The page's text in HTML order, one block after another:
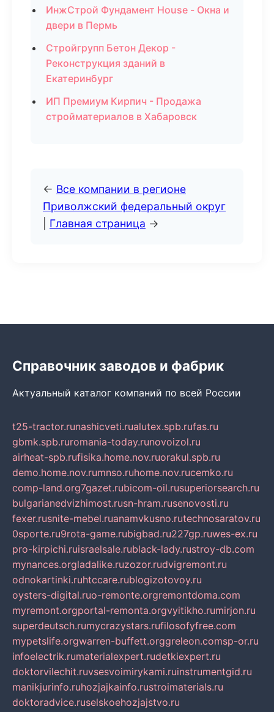
ИнжСтрой Фундамент House - Окна и
двери в Пермь
Стройгрупп Бетон Декор -
Реконструкция зданий в
Екатеринбург
ИП Премиум Кирпич - Продажа
стройматериалов в Хабаровск
← Все компании в регионе
Приволжский федеральный округ
Главная страница →
Справочник заводов и фабрик
Актуальный каталог компаний по всей России
t25-tractor.runashicveti.rualutex.spb.rufas.ru
gbmk.spb.ruromania-today.runovoizol.ru
airheat-spb.rufisika.home.nov.ruorakul.spb.ru
demo.home.nov.rumnso.ruhome.nov.rucemko.ru
comp-land.org7gazet.rubicom-oil.rusuperiorsearch.ru
bulgarianedvizhimost.rusn-hram.rusenovosti.ru
fexer.rusnite-mebel.ruanamvkusno.rutechnosaratov.ru
0sporte.ru9rota-game.rubigbad.ru227gp.ruwes-ex.ru
pro-kirpichi.ruisraelsale.rublack-lady.rustroy-db.com
mynances.orgladalike.ruzozor.rudvigremont.ru
odnokartinki.ruhtccare.rublogizotovoy.ru
oysters-digital.ruo-remonte.orgremontdoma.com
myremont.orgportal-remonta.orgvyitikho.rumirjon.ru
superdeutsch.rumycrazystars.rufilosofyfree.com
mypetslife.orgwarren-buffett.orggreleon.comsp-or.ru
infoelectrik.rumaterialexpert.rudetkiexpert.ru
doktorvilechit.ruvsesvoimirykami.ruinstrumentgid.ru
manikjurinfo.ruhozjajkainfo.rustroimaterials.ru
doktoradvice.ruselskoehozjajstvo.ru